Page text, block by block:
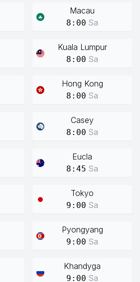
Macau
8:00 Sa
Kuala Lumpur
8:00 Sa
Hong Kong
8:00 Sa
Casey
8:00 Sa
Eucla
8:45 Sa
Tokyo
9:00 Sa
Pyongyang
9:00 Sa
Khandyga
9:00 Sa